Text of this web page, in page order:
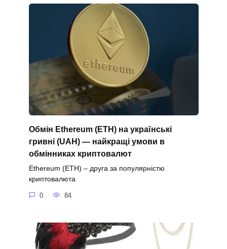
Обмін Ethereum (ETH) на українські
гривні (UAH) — найкращі умови в
обмінниках криптовалют
Ethereum (ETH) – друга за популярністю
криптовалюта
0 84